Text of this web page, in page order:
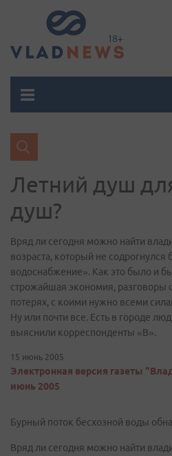
Летний душ
душ?
Вряд ли сегодня можно найти
возраста, который не
водоснабжение». Как это было и
строжайшая экономия, разговоры
потерях, с коими нужно всеми
Ну или почти все. Есть в городе
выяснили корреспонденты «В».
15 июнь 2005
Электронная версия газеты
июнь 2005
Бурный поток бесхозной воды
Вряд ли сегодня можно найти